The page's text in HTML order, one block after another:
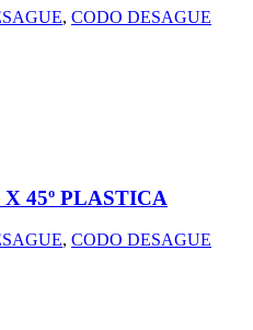
, CODO DESAGUE
45º PLASTICA
, CODO DESAGUE